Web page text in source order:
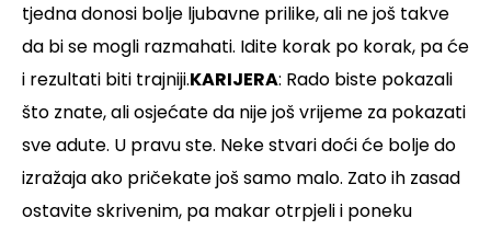
tjedna donosi bolje ljubavne prilike, ali ne još takve
da bi se mogli razmahati. Idite korak po korak, pa će
i rezultati biti trajniji.KARIJERA: Rado biste pokazali
što znate, ali osjećate da nije još vrijeme za pokazati
sve adute. U pravu ste. Neke stvari doći će bolje do
izražaja ako pričekate još samo malo. Zato ih zasad
ostavite skrivenim, pa makar otrpjeli i poneku